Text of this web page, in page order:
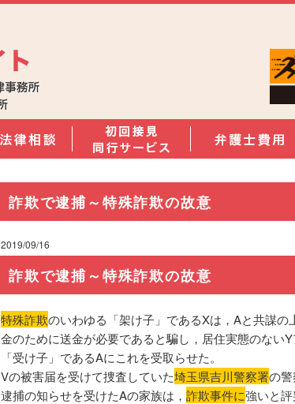
詐欺で逮捕～特殊詐欺の故意
2019/09/16
詐欺で逮捕～特殊詐欺の故意
特殊詐欺のいわゆる「架け子」であるXは，Aと共謀の
金のために送金が必要であると騙し，居住実態のない
「受け子」であるAにこれを受取らせた。
Vの被害届を受けて捜査していた埼玉県吉川警察署の
逮捕の知らせを受けたAの家族は， 詐欺事件に強いと